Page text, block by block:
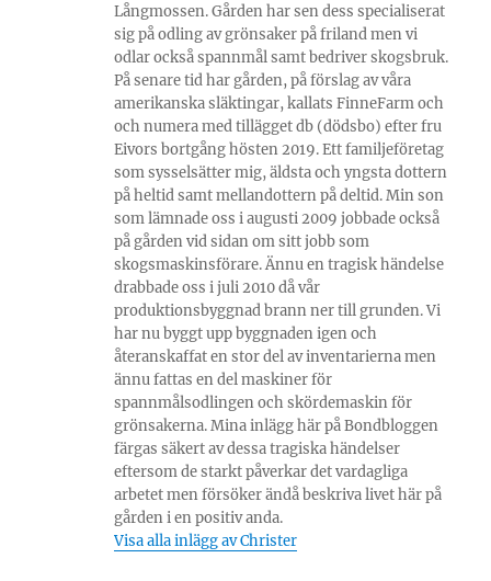
Långmossen. Gården har sen dess specialiserat
sig på odling av grönsaker på friland men vi
odlar också spannmål samt bedriver skogsbruk.
På senare tid har gården, på förslag av våra
amerikanska släktingar, kallats FinneFarm och
och numera med tillägget db (dödsbo) efter fru
Eivors bortgång hösten 2019. Ett familjeföretag
som sysselsätter mig, äldsta och yngsta dottern
på heltid samt mellandottern på deltid. Min son
som lämnade oss i augusti 2009 jobbade också
på gården vid sidan om sitt jobb som
skogsmaskinsförare. Ännu en tragisk händelse
drabbade oss i juli 2010 då vår
produktionsbyggnad brann ner till grunden. Vi
har nu byggt upp byggnaden igen och
återanskaffat en stor del av inventarierna men
ännu fattas en del maskiner för
spannmålsodlingen och skördemaskin för
grönsakerna. Mina inlägg här på Bondbloggen
färgas säkert av dessa tragiska händelser
eftersom de starkt påverkar det vardagliga
arbetet men försöker ändå beskriva livet här på
gården i en positiv anda.
Visa alla inlägg av Christer